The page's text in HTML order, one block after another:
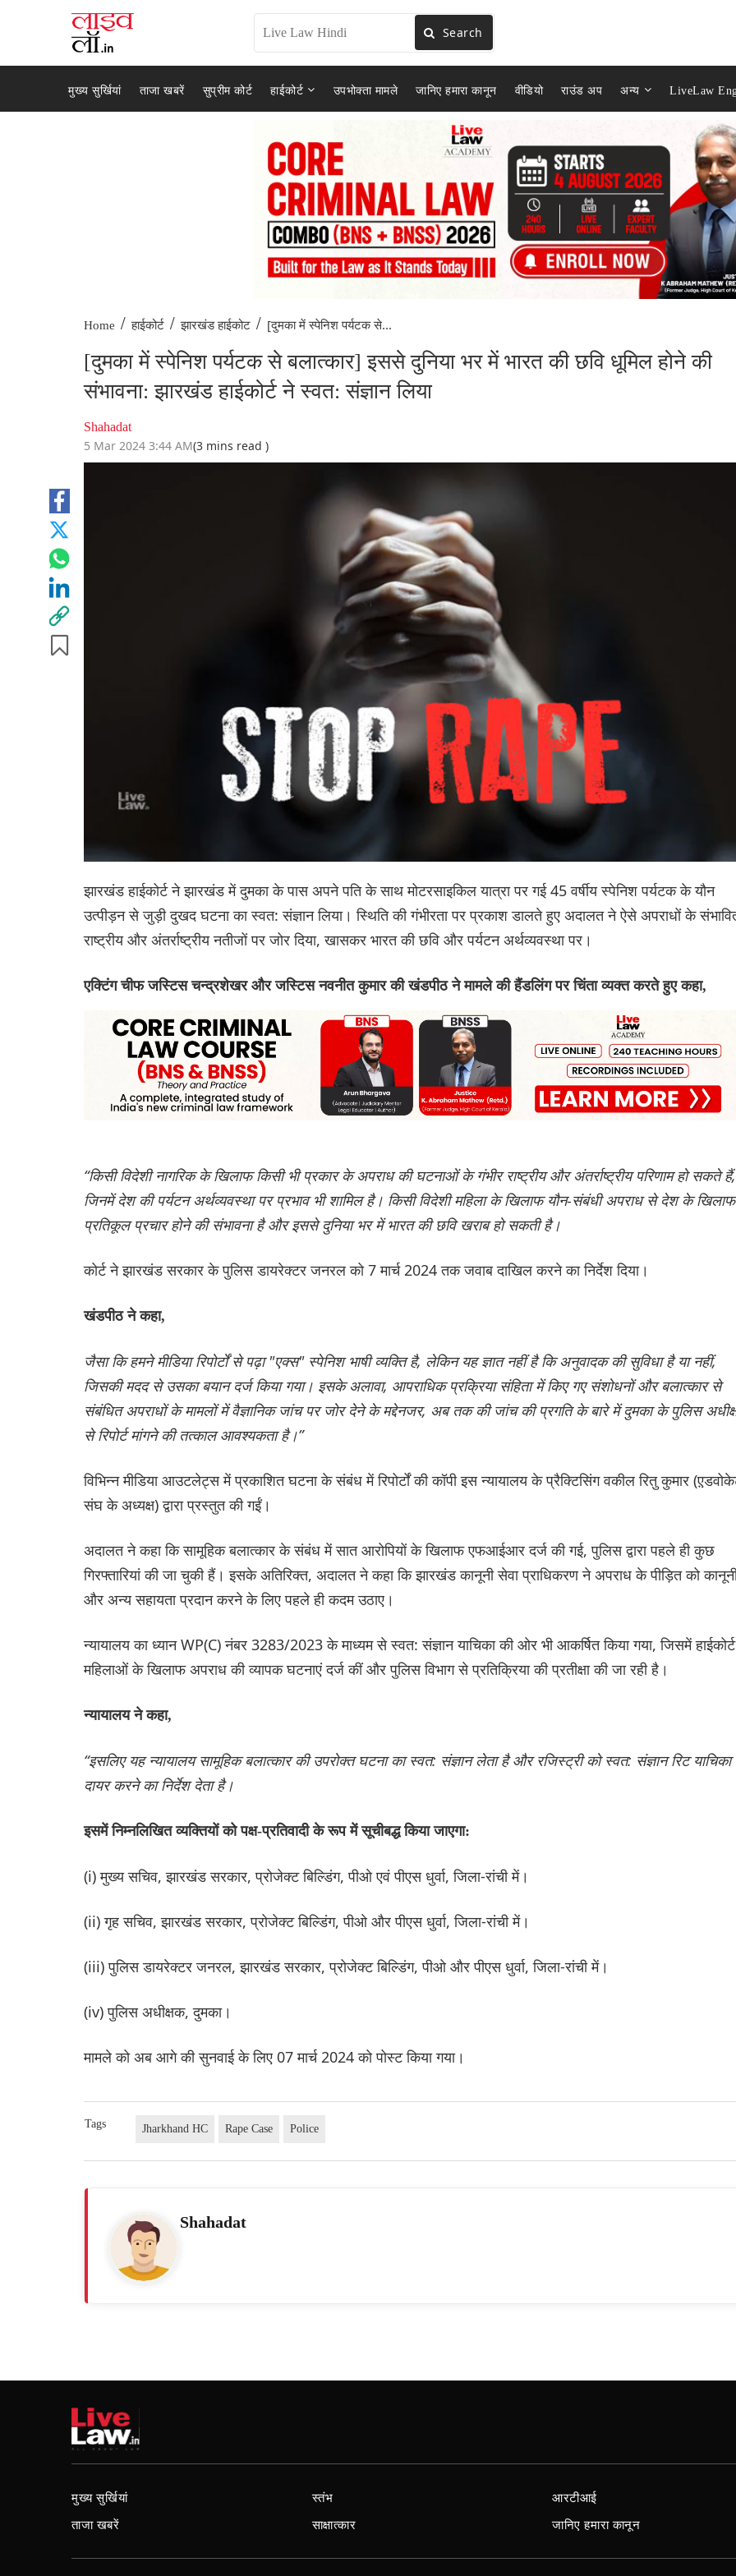
Search
मुख्य सुर्खियां ताजा खबरें सुप्रीम कोर्ट हाईकोर्ट उपभोक्ता मामले जानिए हमारा कानून वीडियो राउंड अप अन्य LiveLaw
Home / हाईकोर्ट / झारखंड हाईकोट / [दुमका में स्पेनिश पर्यटक से...
[दुमका में स्पेनिश पर्यटक से बलात्कार] इससे दुनिया भर में भारत की छवि धूमिल होने की
संभावना: झारखंड हाईकोर्ट ने स्वत: संज्ञान लिया
Shahadat
5 Mar 2024 3:44 AM(3 mins read )
झारखंड हाईकोर्ट ने झारखंड में दुमका के पास अपने पति के साथ मोटरसाइकिल यात्रा पर गई 45 वर्षीय स्पेनिश पर्यटक के यौन
उत्पीड़न से जुड़ी दुखद घटना का स्वत: संज्ञान लिया। स्थिति की गंभीरता पर प्रकाश डालते हुए अदालत ने ऐसे अपराधों के
राष्ट्रीय और अंतर्राष्ट्रीय नतीजों पर जोर दिया, खासकर भारत की छवि और पर्यटन अर्थव्यवस्था पर।
एक्टिंग चीफ जस्टिस चन्द्रशेखर और जस्टिस नवनीत कुमार की खंडपीठ ने मामले की हैंडलिंग पर चिंता व्यक्त करते हुए कहा,
“किसी विदेशी नागरिक के खिलाफ किसी भी प्रकार के अपराध की घटनाओं के गंभीर राष्ट्रीय और अंतर्राष्ट्रीय परिणाम हो सकते हैं,
जिनमें देश की पर्यटन अर्थव्यवस्था पर प्रभाव भी शामिल है। किसी विदेशी महिला के खिलाफ यौन-संबंधी अपराध से देश के खिलाफ
प्रतिकूल प्रचार होने की संभावना है और इससे दुनिया भर में भारत की छवि खराब हो सकती है।
कोर्ट ने झारखंड सरकार के पुलिस डायरेक्टर जनरल को 7 मार्च 2024 तक जवाब दाखिल करने का निर्देश दिया।
खंडपीठ ने कहा,
जैसा कि हमने मीडिया रिपोर्टों से पढ़ा "एक्स" स्पेनिश भाषी व्यक्ति है, लेकिन यह ज्ञात नहीं है कि अनुवादक की सुविधा है या नहीं,
जिसकी मदद से उसका बयान दर्ज किया गया। इसके अलावा, आपराधिक प्रक्रिया संहिता में किए गए संशोधनों और बलात्कार से
संबंधित अपराधों के मामलों में वैज्ञानिक जांच पर जोर देने के मद्देनजर, अब तक की जांच की प्रगति के बारे में दुमका के पुलिस
से रिपोर्ट मांगने की तत्काल आवश्यकता है।”
विभिन्न मीडिया आउटलेट्स में प्रकाशित घटना के संबंध में रिपोर्टों की कॉपी इस न्यायालय के प्रैक्टिसिंग वकील रितु कुमार
संघ के अध्यक्ष) द्वारा प्रस्तुत की गईं।
अदालत ने कहा कि सामूहिक बलात्कार के संबंध में सात आरोपियों के खिलाफ एफआईआर दर्ज की गई, पुलिस द्वारा पहले ही कुछ
गिरफ्तारियां की जा चुकी हैं। इसके अतिरिक्त, अदालत ने कहा कि झारखंड कानूनी सेवा प्राधिकरण ने अपराध के पीड़ित को
और अन्य सहायता प्रदान करने के लिए पहले ही कदम उठाए।
न्यायालय का ध्यान WP(C) नंबर 3283/2023 के माध्यम से स्वत: संज्ञान याचिका की ओर भी आकर्षित किया गया, जिसमें
महिलाओं के खिलाफ अपराध की व्यापक घटनाएं दर्ज कीं और पुलिस विभाग से प्रतिक्रिया की प्रतीक्षा की जा रही है।
न्यायालय ने कहा,
“इसलिए यह न्यायालय सामूहिक बलात्कार की उपरोक्त घटना का स्वत: संज्ञान लेता है और रजिस्ट्री को स्वत: संज्ञान रिट याचिका
दायर करने का निर्देश देता है।
इसमें निम्नलिखित व्यक्तियों को पक्ष-प्रतिवादी के रूप में सूचीबद्ध किया जाएगा:
(i) मुख्य सचिव, झारखंड सरकार, प्रोजेक्ट बिल्डिंग, पीओ एवं पीएस धुर्वा, जिला-रांची में।
(ii) गृह सचिव, झारखंड सरकार, प्रोजेक्ट बिल्डिंग, पीओ और पीएस धुर्वा, जिला-रांची में।
(iii) पुलिस डायरेक्टर जनरल, झारखंड सरकार, प्रोजेक्ट बिल्डिंग, पीओ और पीएस धुर्वा, जिला-रांची में।
(iv) पुलिस अधीक्षक, दुमका।
मामले को अब आगे की सुनवाई के लिए 07 मार्च 2024 को पोस्ट किया गया।
Tags Jharkhand HC Rape Case Police
Shahadat
मुख्य सुर्खियां
ताजा खबरें
स्तंभ
साक्षात्कार
आरटीआई
जानिए हमारा कानून